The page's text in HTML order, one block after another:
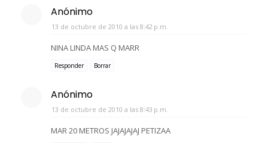
Anónimo
13 de octubre de 2010 a las 8:42 p.m.
NINA LINDA MAS Q MARR
Responder Borrar
Anónimo
13 de octubre de 2010 a las 8:43 p.m.
MAR 20 METROS JAJAJAJAJ PETIZAA